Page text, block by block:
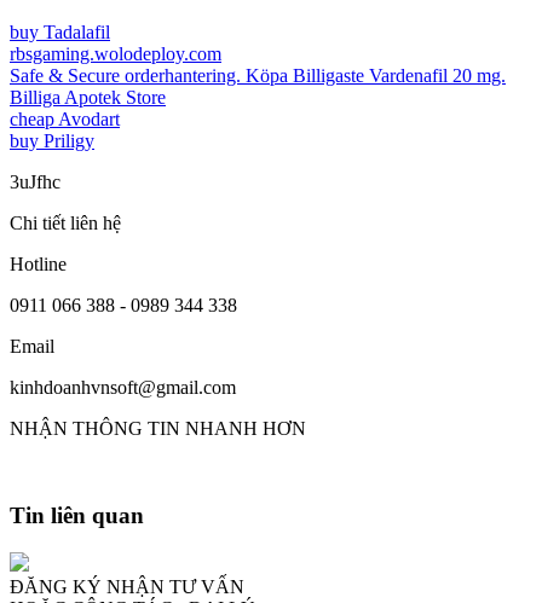
buy Tadalafil
rbsgaming.wolodeploy.com
Safe & Secure orderhantering. Köpa Billigaste Vardenafil 20 mg.
Billiga Apotek Store
cheap Avodart
buy Priligy
3uJfhc
Chi tiết liên hệ
Hotline
0911 066 388 - 0989 344 338
Email
kinhdoanhvnsoft@gmail.com
NHẬN THÔNG TIN NHANH HƠN
Tin liên quan
ĐĂNG KÝ NHẬN TƯ VẤN